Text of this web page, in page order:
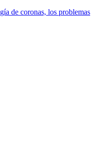
de coronas, los problemas